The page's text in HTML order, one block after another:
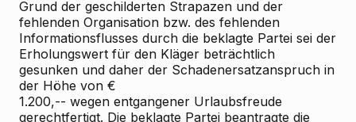
Grund der geschilderten Strapazen und der
fehlenden Organisation bzw. des fehlenden
Informationsflusses durch die beklagte Partei sei der
Erholungswert für den Kläger beträchtlich
gesunken und daher der Schadenersatzanspruch in
der Höhe von €
1.200,-- wegen entgangener Urlaubsfreude
gerechtfertigt. Die beklagte Partei beantragte die